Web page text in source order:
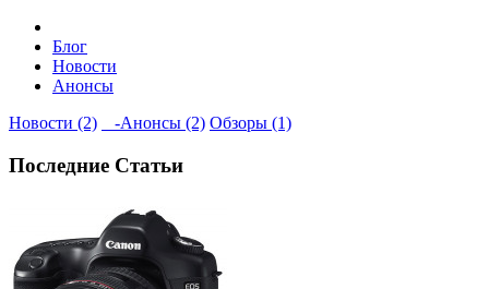
Блог
Новости
Анонсы
Новости (2)
-Анонсы (2) Обзоры (1)
Последние Статьи